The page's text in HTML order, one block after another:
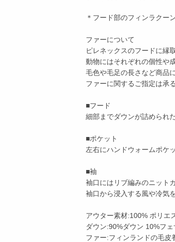
＊フード部のフィンラクー
ファーについて
ピレネックスのフードに縁
動物にはそれぞれの個性や
毛色や毛足の長さなど商品
ファーに関するご指定は承
■フード
細部までダウンが詰められ
■ポケット
左右にハンドウォームポケ
■袖
袖口にはリブ編みのニット
袖口から浸入する風や冷気
アウター素材:100% ポリエ
ダウン:90%ダウン 10%フ
ファー:フィンランドの毛皮